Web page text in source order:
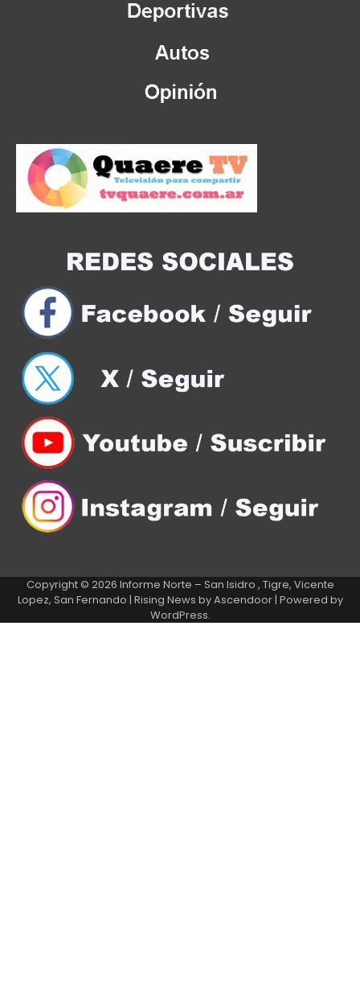
Copyright © 2026 Informe Norte – San Isidro , Tigre, Vicente
Lopez, San Fernando | Rising News byAscendoor| Powered by
WordPress.